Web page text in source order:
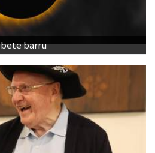
barru